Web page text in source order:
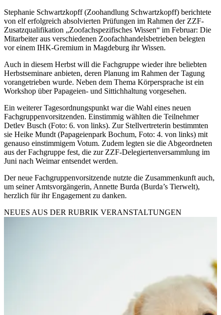
Stephanie Schwartzkopff (Zoohandlung Schwartzkopff) berichtete
von elf erfolgreich absolvierten Prüfungen im Rahmen der ZZF-
Zusatzqualifikation „Zoofachspezifisches Wissen“ im Februar: Die
Mitarbeiter aus verschiedenen Zoofachhandelsbetrieben belegten
vor einem IHK-Gremium in Magdeburg ihr Wissen.
Auch in diesem Herbst will die Fachgruppe wieder ihre beliebten
Herbstseminare anbieten, deren Planung im Rahmen der Tagung
vorangetrieben wurde. Neben dem Thema Körpersprache ist ein
Workshop über Papageien- und Sittichhaltung vorgesehen.
Ein weiterer Tagesordnungspunkt war die Wahl eines neuen
Fachgruppenvorsitzenden. Einstimmig wählten die Teilnehmer
Detlev Busch (Foto: 6. von links). Zur Stellvertreterin bestimmten
sie Heike Mundt (Papageienpark Bochum, Foto: 4. von links) mit
genauso einstimmigem Votum. Zudem legten sie die Abgeordneten
aus der Fachgruppe fest, die zur ZZF-Delegiertenversammlung im
Juni nach Weimar entsendet werden.
Der neue Fachgruppenvorsitzende nutzte die Zusammenkunft auch,
um seiner Amtsvorgängerin, Annette Burda (Burda’s Tierwelt),
herzlich für ihr Engagement zu danken.
NEUES AUS DER RUBRIK VERANSTALTUNGEN